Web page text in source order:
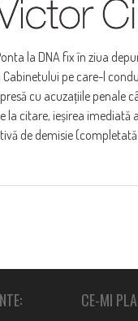
la DNA fix în ziua
pe care-l
cu acuzațiile penale
la citare, ieșirea imediată
de demisie
CE-MI